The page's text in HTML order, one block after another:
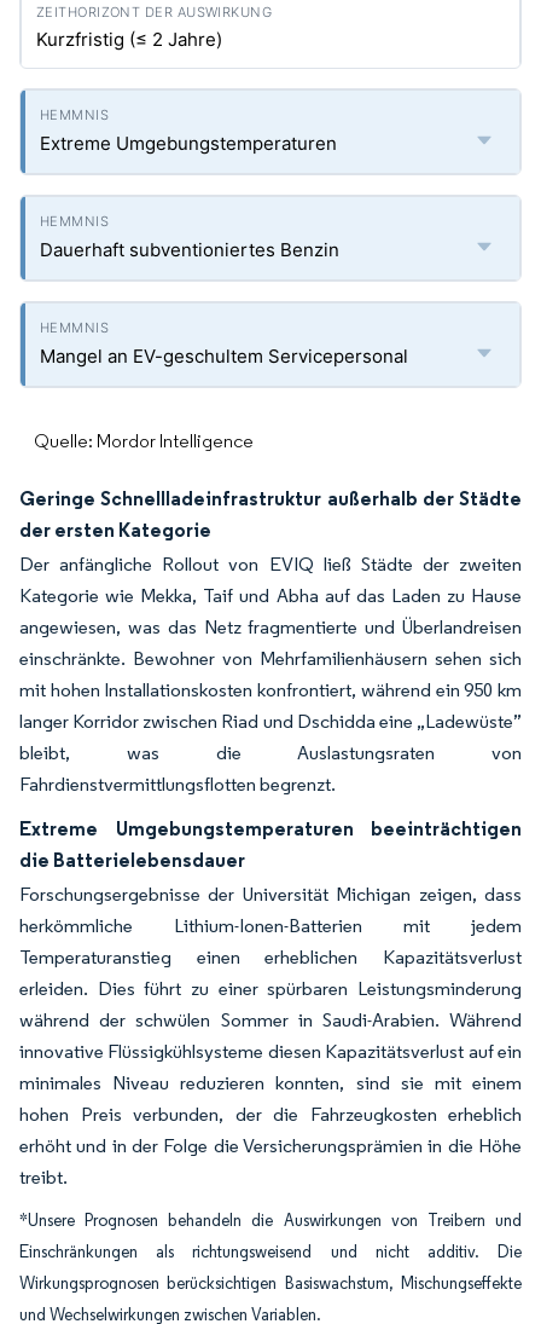
Kurzfristig (≤ 2 Jahre)
Extreme Umgebungstemperaturen
Dauerhaft subventioniertes Benzin
Mangel an EV-geschultem Servicepersonal
Quelle: Mordor Intelligence
Geringe Schnellladeinfrastruktur außerhalb der Städte
der ersten Kategorie
Der anfängliche Rollout von EVIQ ließ Städte der zweiten
Kategorie wie Mekka, Taif und Abha auf das Laden zu Hause
angewiesen, was das Netz fragmentierte und Überlandreisen
einschränkte. Bewohner von Mehrfamilienhäusern sehen sich
mit hohen Installationskosten konfrontiert, während ein 950 km
langer Korridor zwischen Riad und Dschidda eine „Ladewüste”
bleibt, was die Auslastungsraten von
Fahrdienstvermittlungsflotten begrenzt.
Extreme Umgebungstemperaturen beeinträchtigen
die Batterielebensdauer
Forschungsergebnisse der Universität Michigan zeigen, dass
herkömmliche Lithium-Ionen-Batterien mit jedem
Temperaturanstieg einen erheblichen Kapazitätsverlust
erleiden. Dies führt zu einer spürbaren Leistungsminderung
während der schwülen Sommer in Saudi-Arabien. Während
innovative Flüssigkühlsysteme diesen Kapazitätsverlust auf ein
minimales Niveau reduzieren konnten, sind sie mit einem
hohen Preis verbunden, der die Fahrzeugkosten erheblich
erhöht und in der Folge die Versicherungsprämien in die Höhe
treibt.
*Unsere Prognosen behandeln die Auswirkungen von Treibern und
Einschränkungen als richtungsweisend und nicht additiv. Die
Wirkungsprognosen berücksichtigen Basiswachstum, Mischungseffekte
und Wechselwirkungen zwischen Variablen.